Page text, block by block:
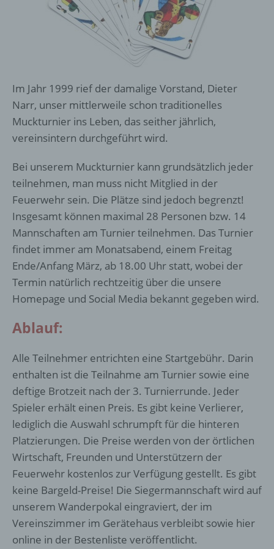
Im Jahr 1999 rief der damalige Vorstand, Dieter
Narr, unser mittlerweile schon traditionelles
Muckturnier ins Leben, das seither jährlich,
vereinsintern durchgeführt wird.
Bei unserem Muckturnier kann grundsätzlich jeder
teilnehmen, man muss nicht Mitglied in der
Feuerwehr sein. Die Plätze sind jedoch begrenzt!
Insgesamt können maximal 28 Personen bzw. 14
Mannschaften am Turnier teilnehmen. Das Turnier
findet immer am Monatsabend, einem Freitag
Ende/Anfang März, ab 18.00 Uhr statt, wobei der
Termin natürlich rechtzeitig über die unsere
Homepage und Social Media bekannt gegeben wird.
Ablauf:
Alle Teilnehmer entrichten eine Startgebühr. Darin
enthalten ist die Teilnahme am Turnier sowie eine
deftige Brotzeit nach der 3. Turnierrunde. Jeder
Spieler erhält einen Preis. Es gibt keine Verlierer,
lediglich die Auswahl schrumpft für die hinteren
Platzierungen. Die Preise werden von der örtlichen
Wirtschaft, Freunden und Unterstützern der
Feuerwehr kostenlos zur Verfügung gestellt. Es gibt
keine Bargeld-Preise! Die Siegermannschaft wird auf
unserem Wanderpokal eingraviert, der im
Vereinszimmer im Gerätehaus verbleibt sowie hier
online in der Bestenliste veröffentlicht.